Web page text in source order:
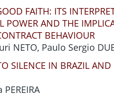
FAITH: ITS
POWER AND THE
BEHAVIOUR
NETO, Paulo Sergio
SILENCE IN BRAZIL